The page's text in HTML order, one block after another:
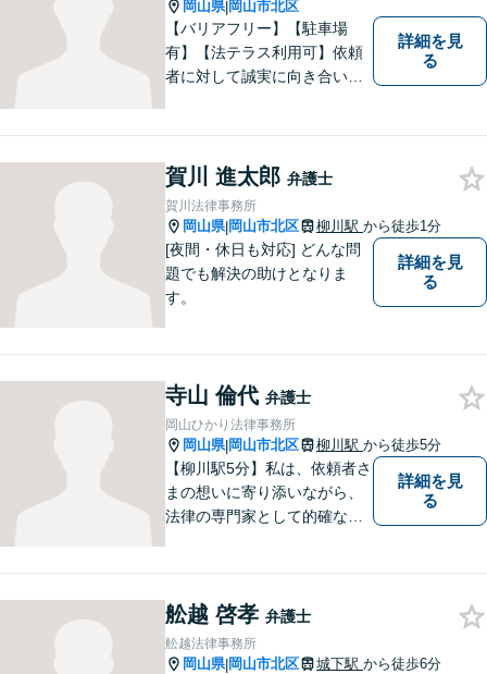
岡山県|岡山市北区
【バリアフリー】【駐車場
有】【法テラス利用可】依頼
者に対して誠実に向き合い、
るように準備していますので
お気軽にご相談ください。
詳細を見
る
賀川 進太郎 弁護士
賀川法律事務所
岡山県|岡山市北区 柳川駅 から徒歩1分
[夜間・休日も対応] どんな問
題でも解決の助けとなりま
す。
詳細を見
る
寺山 倫代 弁護士
岡山ひかり法律事務所
岡山県|岡山市北区 柳川駅 から徒歩5分
【柳川駅5分】私は、依頼者さ
まの想いに寄り添いながら、
法律の専門家として的確なア
ご事情を丁寧に伺いながら最
善の解決策を模索します。
【完全個室】【駐車場完備】
詳細を見
る
舩越 啓孝 弁護士
舩越法律事務所
岡山県|岡山市北区 城下駅 から徒歩6分